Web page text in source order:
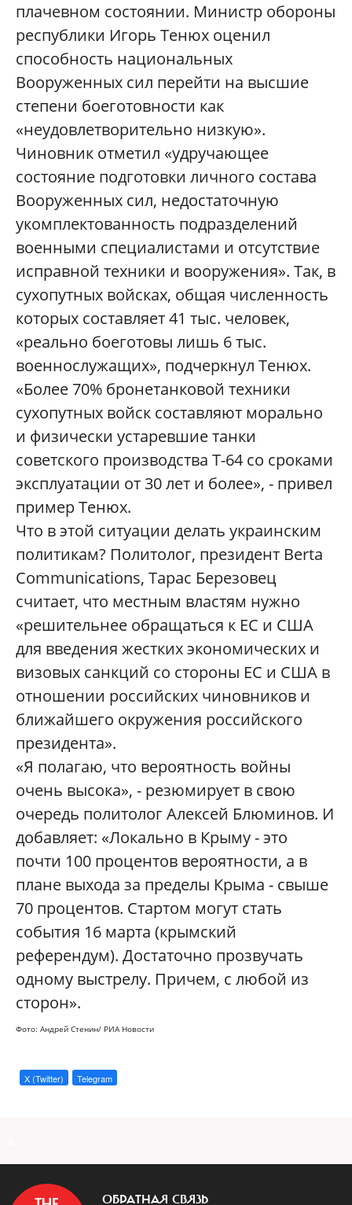
плачевном состоянии. Министр обороны
республики Игорь Тенюх оценил
способность национальных
Вооруженных сил перейти на высшие
степени боеготовности как
«неудовлетворительно низкую».
Чиновник отметил «удручающее
состояние подготовки личного состава
Вооруженных сил, недостаточную
укомплектованность подразделений
военными специалистами и отсутствие
исправной техники и вооружения». Так, в
сухопутных войсках, общая численность
которых составляет 41 тыс. человек,
«реально боеготовы лишь 6 тыс.
военнослужащих», подчеркнул Тенюх.
«Более 70% бронетанковой техники
сухопутных войск составляют морально
и физически устаревшие танки
советского производства Т-64 со сроками
эксплуатации от 30 лет и более», - привел
пример Тенюх.
Что в этой ситуации делать украинским
политикам? Политолог, президент Berta
Communications, Тарас Березовец
считает, что местным властям нужно
«решительнее обращаться к ЕС и США
для введения жестких экономических и
визовых санкций со стороны ЕС и США в
отношении российских чиновников и
ближайшего окружения российского
президента».
«Я полагаю, что вероятность войны
очень высока», - резюмирует в свою
очередь политолог Алексей Блюминов. И
добавляет: «Локально в Крыму - это
почти 100 процентов вероятности, а в
плане выхода за пределы Крыма - свыше
70 процентов. Стартом могут стать
события 16 марта (крымский
референдум). Достаточно прозвучать
одному выстрелу. Причем, с любой из
сторон».
Фото: Андрей Стенин/ РИА Новости
X (Twitter) Telegram
ОБРАТНАЯ СВЯЗЬ